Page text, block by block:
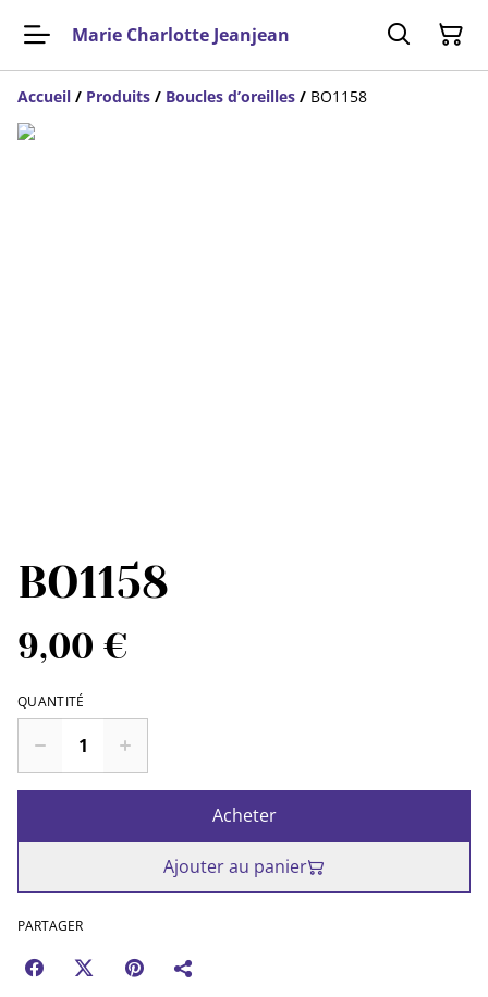
Marie Charlotte Jeanjean
Accueil / Produits / Boucles d’oreilles / BO1158
BO1158
9,00 €
QUANTITÉ
Acheter
Ajouter au panier
PARTAGER